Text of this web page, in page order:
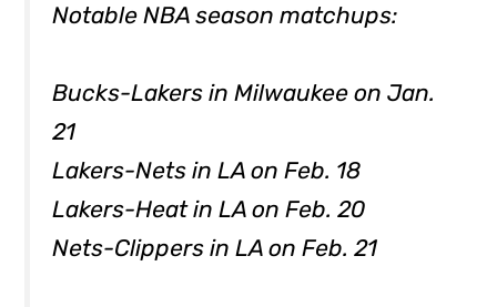
Notable NBA season matchups:
Bucks-Lakers in Milwaukee on Jan.
21
Lakers-Nets in LA on Feb. 18
Lakers-Heat in LA on Feb. 20
Nets-Clippers in LA on Feb. 21